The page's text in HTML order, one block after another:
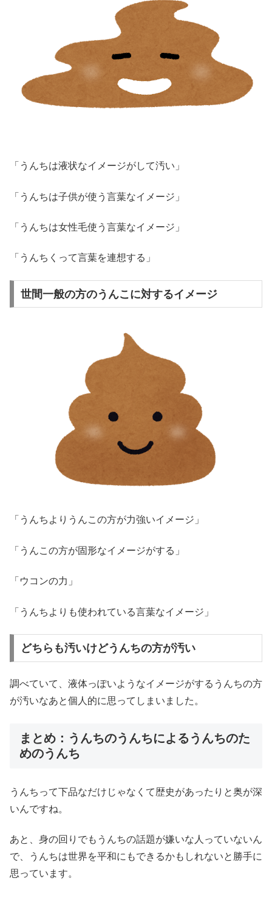
「うんちは液状なイメージがして汚い」
「うんちは子供が使う言葉なイメージ」
「うんちは女性毛使う言葉なイメージ」
「うんちくって言葉を連想する」
世間一般の方のうんこに対するイメージ
「うんちよりうんこの方が力強いイメージ」
「うんこの方が固形なイメージがする」
「ウコンの力」
「うんちよりも使われている言葉なイメージ」
どちらも汚いけどうんちの方が汚い
調べていて、液体っぽいようなイメージがするうんちの方
が汚いなあと個人的に思ってしまいました。
まとめ：うんちのうんちによるうんちのた
めのうんち
うんちって下品なだけじゃなくて歴史があったりと奥が深
いんですね。
あと、身の回りでもうんちの話題が嫌いな人っていないん
で、うんちは世界を平和にもできるかもしれないと勝手に
思っています。